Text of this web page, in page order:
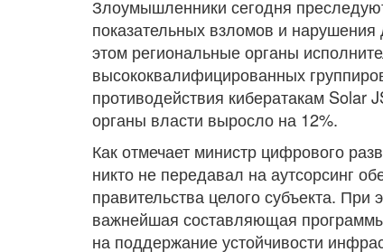
Злоумышленники сегодня
показательных взломов и
этом региональные органы
высококвалифицированных
противодействия кибератакам Solar
органы власти выросло на 12%.
Как отмечает министр цифрового
никто не передавал на аутсорсинг
правительства целого субъекта.
важнейшая составляющая
на поддержание устойчивости